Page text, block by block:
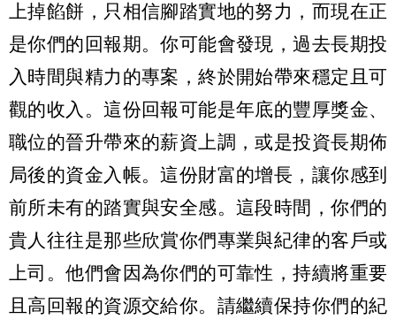
上掉餡餅，只相信腳踏實地的努力，而現在正
是你們的回報期。你可能會發現，過去長期投
入時間與精力的專案，終於開始帶來穩定且可
觀的收入。這份回報可能是年底的豐厚獎金、
職位的晉升帶來的薪資上調，或是投資長期佈
局後的資金入帳。這份財富的增長，讓你感到
前所未有的踏實與安全感。這段時間，你們的
貴人往往是那些欣賞你們專業與紀律的客戶或
上司。他們會因為你們的可靠性，持續將重要
且高回報的資源交給你。請繼續保持你們的紀